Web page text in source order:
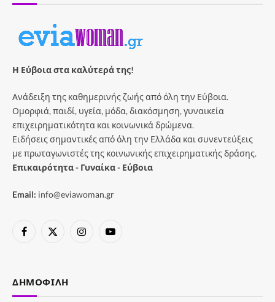
Η Εύβοια στα καλύτερά της!
Ανάδειξη της καθημερινής ζωής από όλη την Εύβοια.
Ομορφιά, παιδί, υγεία, μόδα, διακόσμηση, γυναικεία
επιχειρηματικότητα και κοινωνικά δρώμενα.
Ειδήσεις σημαντικές από όλη την Ελλάδα και συνεντεύξεις
με πρωταγωνιστές της κοινωνικής επιχειρηματικής δράσης.
Επικαιρότητα - Γυναίκα - Εύβοια
Email: info@eviawoman.gr
Facebook
X
InstagramYouTube
ΔΗΜΟΦΙΛΉ